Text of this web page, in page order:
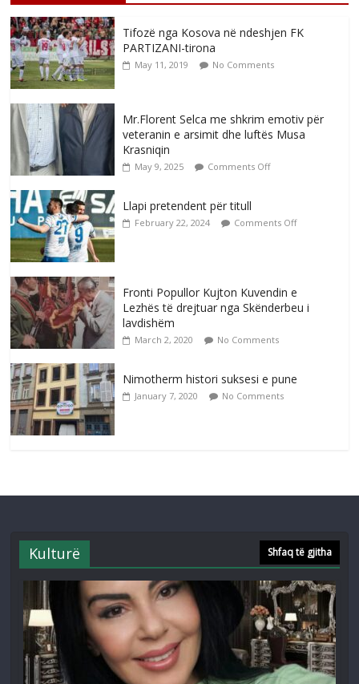
Tifozë nga Kosova në ndeshjen FK
PARTIZANI-tirona
May 11, 2019 No Comments
Mr.Florent Selca me shkrim emotiv për
veteranin e arsimit dhe luftës Musa
Krasniqin
May 9, 2025 Comments Off
Llapi pretendent për titull
February 22, 2024 Comments Off
Fronti Popullor Kujton Kuvendin e
Lezhës të drejtuar nga Skënderbeu i
lavdishëm
March 2, 2020 No Comments
Nimotherm histori suksesi e pune
January 7, 2020 No Comments
Kulturë Shfaq të gjitha